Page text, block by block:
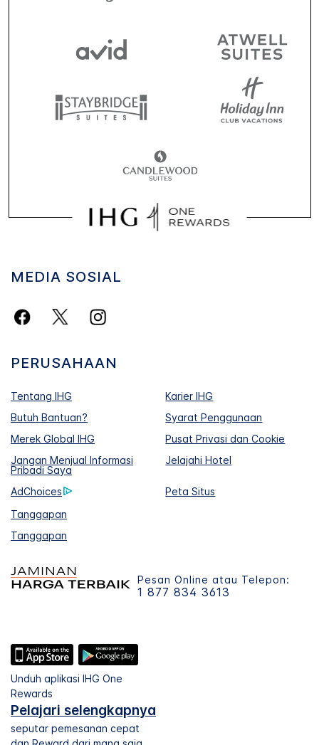
MEDIA SOSIAL
PERUSAHAAN
Tentang IHG
Karier IHG
Butuh Bantuan?
Syarat Penggunaan
Merek Global IHG
Pusat Privasi dan Cookie
Jangan Menjual Informasi
Pribadi Saya
Jelajahi Hotel
AdChoices
Peta Situs
Tanggapan
Tanggapan
Pesan Online atau Telepon:
1 877 834 3613
Unduh aplikasi IHG One
Rewards
Pelajari selengkapnya
seputar pemesanan cepat